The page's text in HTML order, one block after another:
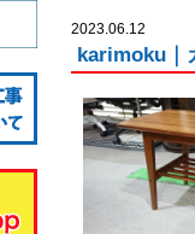
2023.06.12
karimoku｜